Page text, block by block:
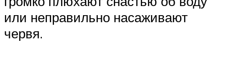
или неправильно насаживают
червя.